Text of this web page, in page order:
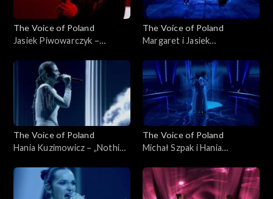
The Voice of Poland
Jasiek Piwowarczyk –
Voice of Poland”, Finał, 29
listopada 2025
The Voice of Poland
Margaret i Jasiek
„The Voice of Poland”, Finał,
29 listopada 2025
The Voice of Poland
Hania Kuzimowicz – „Nothing
Poland”, Finał, 29 listopada
The Voice of Poland
Michał Szpak i Hania
„The Voice of Poland”, Finał,
29 listopada 2025